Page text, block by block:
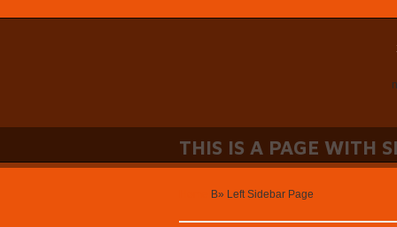
THIS IS A PAGE WITH
В» Left Sidebar Page